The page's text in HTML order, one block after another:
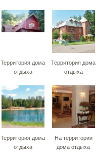
Территория дома
отдыха
Территория дома
отдыха
Территория дома
отдыха
На территории
дома отдыха